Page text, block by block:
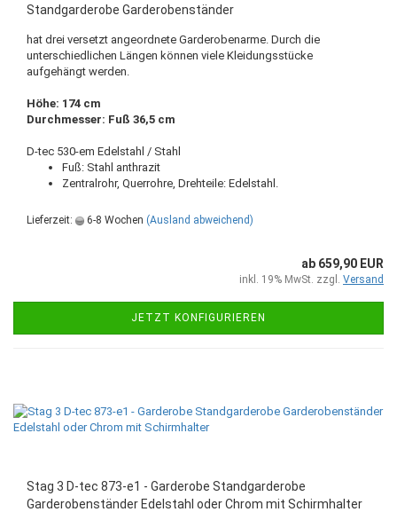
Standgarderobe Garderobenständer
hat drei versetzt angeordnete Garderobenarme. Durch die
unterschiedlichen Längen können viele Kleidungsstücke
aufgehängt werden.
Höhe: 174 cm
Durchmesser: Fuß 36,5 cm
D-tec 530-em Edelstahl / Stahl
Fuß: Stahl anthrazit
Zentralrohr, Querrohre, Drehteile: Edelstahl.
Lieferzeit: 6-8 Wochen (Ausland abweichend)
ab 659,90 EUR
inkl. 19% MwSt. zzgl. Versand
JETZT KONFIGURIEREN
Stag 3 D-tec 873-e1 - Garderobe Standgarderobe
Garderobenständer Edelstahl oder Chrom mit Schirmhalter